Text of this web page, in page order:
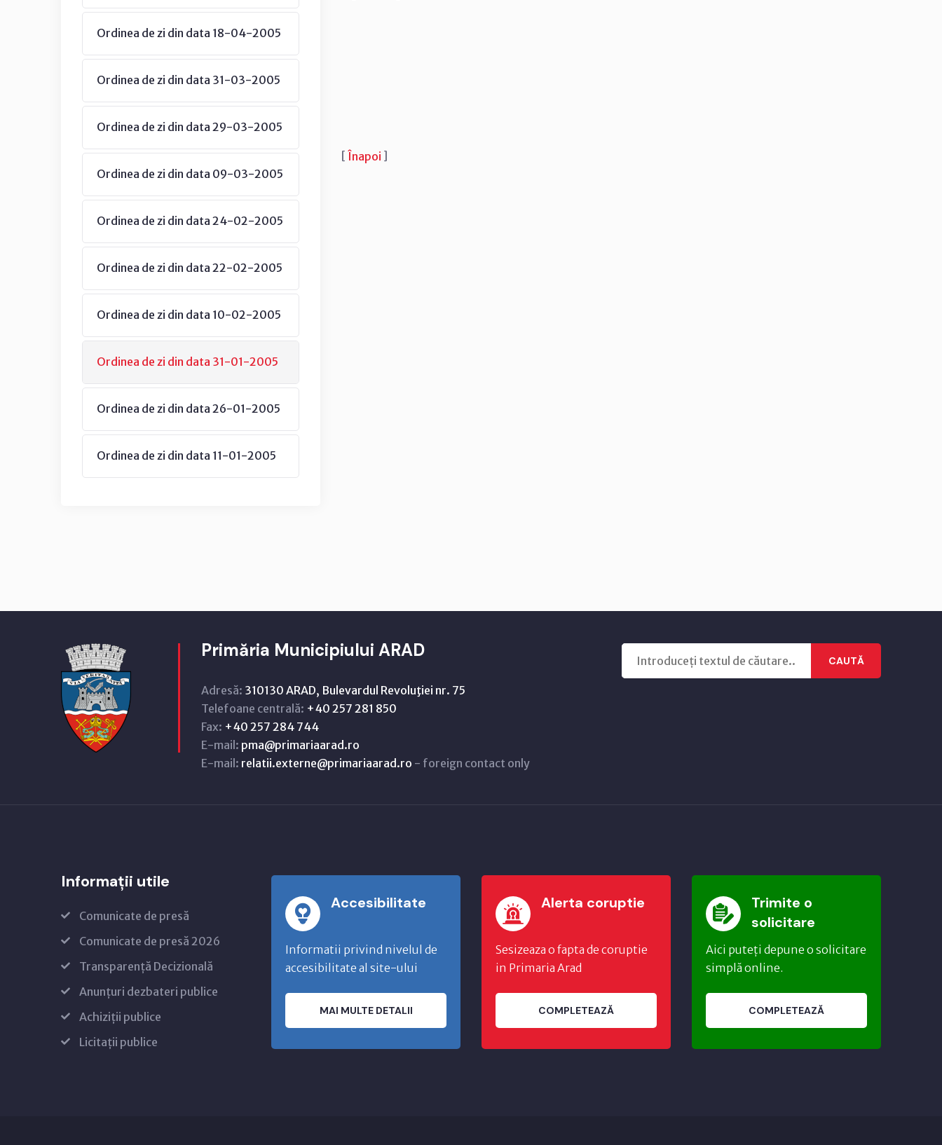
Ordinea de zi din data 18-04-2005
Ordinea de zi din data 31-03-2005
Ordinea de zi din data 29-03-2005
Ordinea de zi din data 09-03-2005
Ordinea de zi din data 24-02-2005
Ordinea de zi din data 22-02-2005
Ordinea de zi din data 10-02-2005
Ordinea de zi din data 31-01-2005
Ordinea de zi din data 26-01-2005
Ordinea de zi din data 11-01-2005
[ Înapoi ]
Primăria Municipiului ARAD
Adresă: 310130 ARAD, Bulevardul Revoluţiei nr. 75
Telefoane centrală: +40 257 281 850
Fax: +40 257 284 744
E-mail: pma@primariaarad.ro
E-mail: relatii.externe@primariaarad.ro - foreign contact only
CAUTĂ
Informații utile
Comunicate de presă
Comunicate de presă 2026
Transparență Decizională
Anunțuri dezbateri publice
Achiziții publice
Licitații publice
Accesibilitate
Informatii privind nivelul de
accesibilitate al site-ului
MAI MULTE DETALII
Alerta coruptie
Sesizeaza o fapta de coruptie
in Primaria Arad
COMPLETEAZĂ
Trimite o
solicitare
Aici puteți depune o solicitare
simplă online.
COMPLETEAZĂ